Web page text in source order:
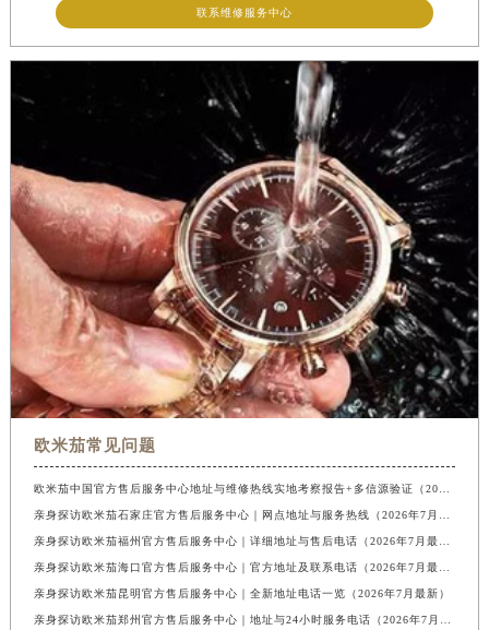
联系维修服务中心
欧米茄常见问题
亲身探访欧米茄昆明官方售后服务中心｜全新地址电话一览（2026年7月最新）